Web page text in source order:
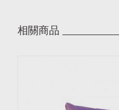
相關商品